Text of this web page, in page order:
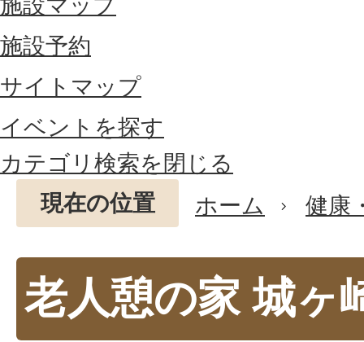
施設マップ
施設予約
サイトマップ
イベントを探す
カテゴリ検索を閉じる
現在の位置
ホーム 健康
老人憩の家 城ヶ